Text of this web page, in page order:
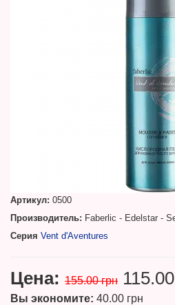
Артикул: 0500
Производитель: Faberlic - Edelstar -
Серия Vent d'Aventures
Цена: 155.00 грн
Вы экономите: 40.00 грн